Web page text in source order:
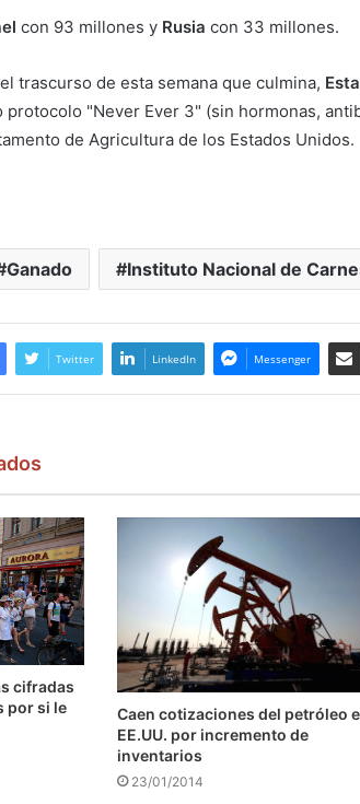
con 93 millones y Rusia con 33 millones.
trascurso de esta semana que culmina,
protocolo "Never Ever 3" (sin hormonas,
de Agricultura de los Estados Unidos.
Ganado Instituto Nacional de
Twitter LinkedIn Messenger
cifradas
por si le
Caen cotizaciones del petróleo
EE.UU. por incremento de
inventarios
23/01/2014